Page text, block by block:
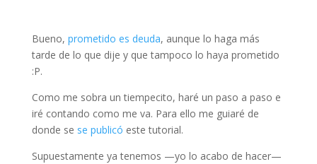
Bueno, prometido es deuda, aunque lo haga más
tarde de lo que dije y que tampoco lo haya prometido
:P.
Como me sobra un tiempecito, haré un paso a paso e
iré contando como me va. Para ello me guiaré de
donde se se publicó este tutorial.
Supuestamente ya tenemos —yo lo acabo de hacer—